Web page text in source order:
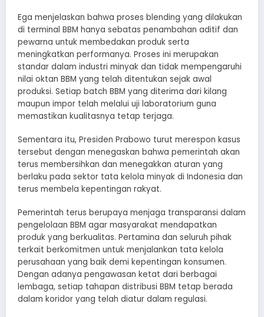
Ega menjelaskan bahwa proses blending yang dilakukan
di terminal BBM hanya sebatas penambahan aditif dan
pewarna untuk membedakan produk serta
meningkatkan performanya. Proses ini merupakan
standar dalam industri minyak dan tidak mempengaruhi
nilai oktan BBM yang telah ditentukan sejak awal
produksi. Setiap batch BBM yang diterima dari kilang
maupun impor telah melalui uji laboratorium guna
memastikan kualitasnya tetap terjaga.
Sementara itu, Presiden Prabowo turut merespon kasus
tersebut dengan menegaskan bahwa pemerintah akan
terus membersihkan dan menegakkan aturan yang
berlaku pada sektor tata kelola minyak di Indonesia dan
terus membela kepentingan rakyat.
Pemerintah terus berupaya menjaga transparansi dalam
pengelolaan BBM agar masyarakat mendapatkan
produk yang berkualitas. Pertamina dan seluruh pihak
terkait berkomitmen untuk menjalankan tata kelola
perusahaan yang baik demi kepentingan konsumen.
Dengan adanya pengawasan ketat dari berbagai
lembaga, setiap tahapan distribusi BBM tetap berada
dalam koridor yang telah diatur dalam regulasi.